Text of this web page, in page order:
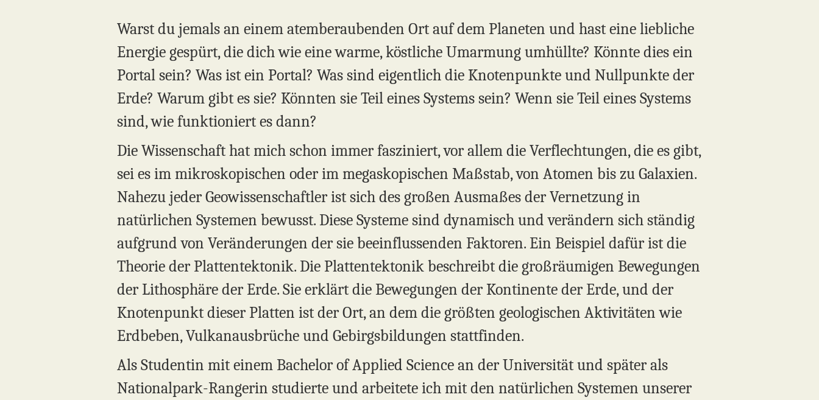
Warst du jemals an einem atemberaubenden Ort auf dem Planeten und hast eine liebliche
Energie gespürt, die dich wie eine warme, köstliche Umarmung umhüllte? Könnte dies ein
Portal sein? Was ist ein Portal? Was sind eigentlich die Knotenpunkte und Nullpunkte der
Erde? Warum gibt es sie? Könnten sie Teil eines Systems sein? Wenn sie Teil eines Systems
sind, wie funktioniert es dann?
Die Wissenschaft hat mich schon immer fasziniert, vor allem die Verflechtungen, die es gibt,
sei es im mikroskopischen oder im megaskopischen Maßstab, von Atomen bis zu Galaxien.
Nahezu jeder Geowissenschaftler ist sich des großen Ausmaßes der Vernetzung in
natürlichen Systemen bewusst. Diese Systeme sind dynamisch und verändern sich ständig
aufgrund von Veränderungen der sie beeinflussenden Faktoren. Ein Beispiel dafür ist die
Theorie der Plattentektonik. Die Plattentektonik beschreibt die großräumigen Bewegungen
der Lithosphäre der Erde. Sie erklärt die Bewegungen der Kontinente der Erde, und der
Knotenpunkt dieser Platten ist der Ort, an dem die größten geologischen Aktivitäten wie
Erdbeben, Vulkanausbrüche und Gebirgsbildungen stattfinden.
Als Studentin mit einem Bachelor of Applied Science an der Universität und später als
Nationalpark-Rangerin studierte und arbeitete ich mit den natürlichen Systemen unserer